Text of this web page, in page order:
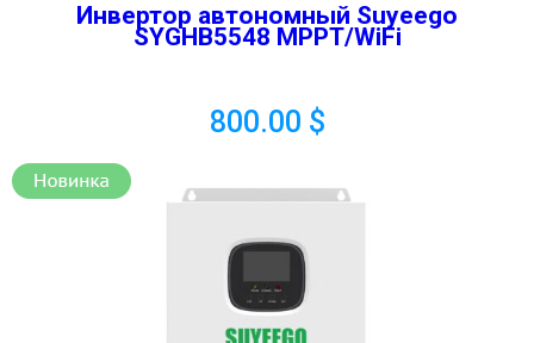
Инвертор автономный Suyeego
SYGHB5548 MPPT/WiFi
800.00 $